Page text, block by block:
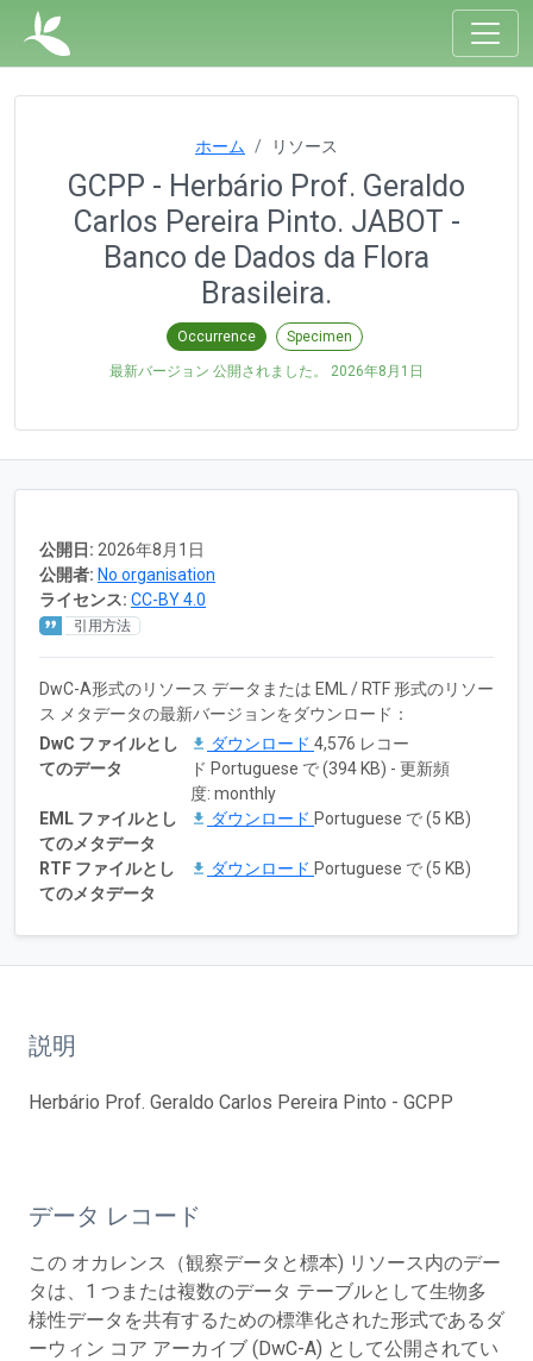
ホーム リソース
GCPP - Herbário Prof. Geraldo
Carlos Pereira Pinto. JABOT -
Banco de Dados da Flora
Brasileira.
Occurrence Specimen
最新バージョン 公開されました。 2026年8月1日
公開日: 2026年8月1日
公開者: No organisation
ライセンス: CC-BY 4.0
引用方法
DwC-A形式のリソース データまたは EML / RTF 形式のリソー
ス メタデータの最新バージョンをダウンロード：
DwC ファイルとし
てのデータ
ダウンロード 4,576 レコー
ド Portuguese で (394 KB) - 更新頻
度: monthly
EML ファイルとし
てのメタデータ
ダウンロード Portuguese で (5 KB)
RTF ファイルとし
てのメタデータ
ダウンロード Portuguese で (5 KB)
説明
Herbário Prof. Geraldo Carlos Pereira Pinto - GCPP
データ レコード
この オカレンス（観察データと標本) リソース内のデー
タは、1 つまたは複数のデータ テーブルとして生物多
様性データを共有するための標準化された形式であるダ
ーウィン コア アーカイブ (DwC-A) として公開されてい